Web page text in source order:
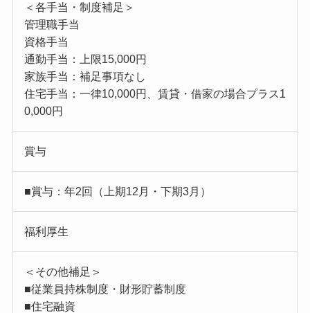
＜各手当・制度補足＞
管理職手当
資格手当
通勤手当：上限15,000円
家族手当：補足事項なし
住宅手当：一律10,000円、賃貸・借家の場合プラス1
0,000円
賞与
■賞与：年2回（上期12月・下期3月）
福利厚生
＜その他補足＞
■従業員持株制度・財形貯蓄制度
■住宅融資